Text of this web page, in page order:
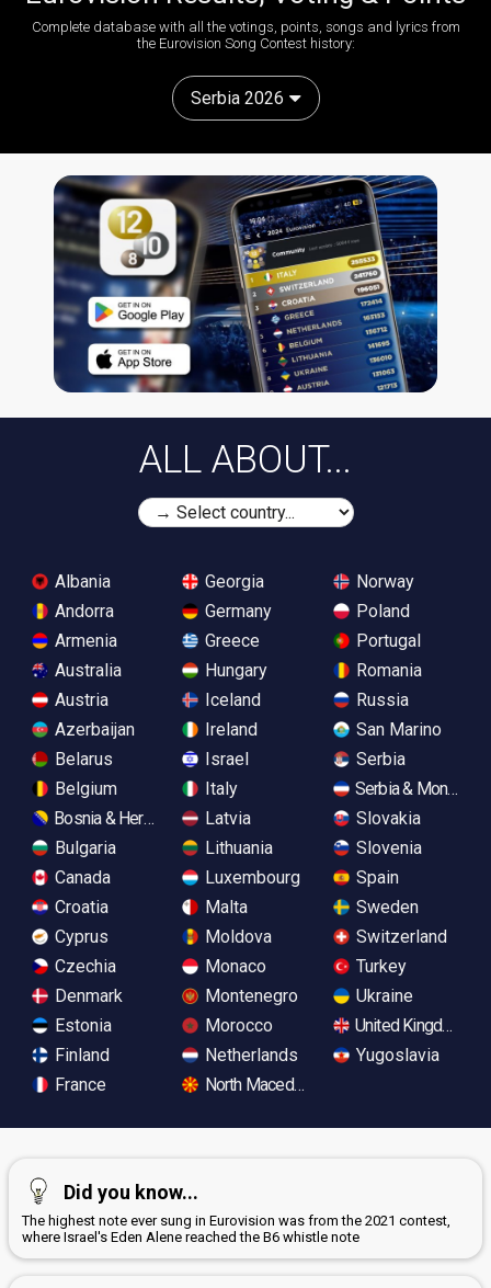
Complete database with all the votings, points, songs and lyrics from
the Eurovision Song Contest history:
Serbia 2026
ALL ABOUT...
Albania
Andorra
Armenia
Australia
Austria
Azerbaijan
Belarus
Belgium
Bosnia & Herzegovina
Bulgaria
Canada
Croatia
Cyprus
Czechia
Denmark
Estonia
Finland
France
Georgia
Germany
Greece
Hungary
Iceland
Ireland
Israel
Italy
Latvia
Lithuania
Luxembourg
Malta
Moldova
Monaco
Montenegro
Morocco
Netherlands
North Macedonia
Norway
Poland
Portugal
Romania
Russia
San Marino
Serbia
Serbia &
Slovakia
Slovenia
Spain
Sweden
Switzerland
Turkey
Ukraine
United Kingdom
Yugoslavia
Did you know...
The highest note ever sung in Eurovision was from the 2021 contest,
where Israel's Eden Alene reached the B6 whistle note